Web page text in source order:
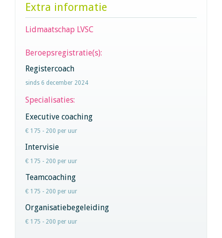
Extra informatie
Lidmaatschap LVSC
Beroepsregistratie(s):
Registercoach
sinds 6 december 2024
Specialisaties:
Executive coaching
€ 175 - 200 per uur
Intervisie
€ 175 - 200 per uur
Teamcoaching
€ 175 - 200 per uur
Organisatiebegeleiding
€ 175 - 200 per uur